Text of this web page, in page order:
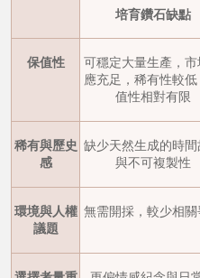
培育鑽石缺點
保值性
可穩定大量生產，市
應充足，稀有性較低
值性相對有限
稀有與歷史
感
缺少天然生成的時間
與不可複製性
環境與人權
議題
無需開採，較少相關